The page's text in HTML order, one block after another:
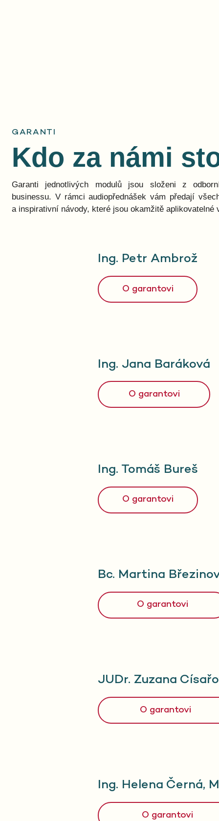
GARANTI
Kdo za námi
Garanti jednotlivých modulů jsou složeni z
businessu. V rámci audiopřednášek vám předají
a inspirativní návody, které jsou okamžitě aplikovatelné
Ing. Petr Ambrož
O garantovi
Ing. Jana Baráková
O garantovi
Ing. Tomáš Bureš
O garantovi
Bc. Martina
O garantovi
JUDr. Zuzana
O garantovi
Ing. Helena Černá,
O garantovi